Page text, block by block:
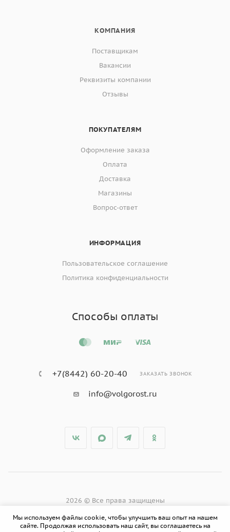
КОМПАНИЯ
Поставщикам
Вакансии
Реквизиты компании
Отзывы
ПОКУПАТЕЛЯМ
Оформление заказа
Оплата
Доставка
Магазины
Вопрос-ответ
ИНФОРМАЦИЯ
Пользовательское соглашение
Политика конфиденциальности
Способы оплаты
+7(8442) 60-20-40 ЗАКАЗАТЬ ЗВОНОК
info@volgorost.ru
2026 © Все права защищены
Мы используем файлы cookie, чтобы улучшить ваш опыт на нашем
сайте. Продолжая использовать наш сайт, вы соглашаетесь на